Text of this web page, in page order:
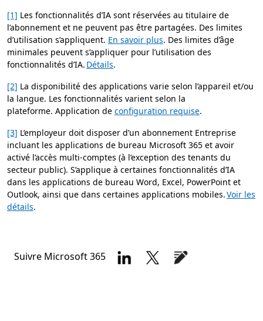
[1] Les fonctionnalités d’IA sont réservées au titulaire de
l’abonnement et ne peuvent pas être partagées. Des limites
d’utilisation s’appliquent. En savoir plus. Des limites d’âge
minimales peuvent s’appliquer pour l’utilisation des
fonctionnalités d’IA. Détails.
[2] La disponibilité des applications varie selon l’appareil et/ou
la langue. Les fonctionnalités varient selon la
plateforme. Application de configuration requise.
[3] L’employeur doit disposer d’un abonnement Entreprise
incluant les applications de bureau Microsoft 365 et avoir
activé l’accès multi-comptes (à l’exception des tenants du
secteur public). S’applique à certaines fonctionnalités d’IA
dans les applications de bureau Word, Excel, PowerPoint et
Outlook, ainsi que dans certaines applications mobiles.Voir les
détails.
Suivre Microsoft 365